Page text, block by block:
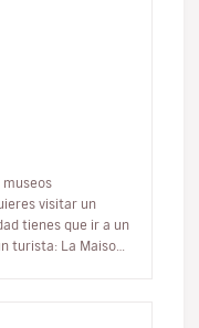
museos
visitar un
tienes que ir a un
turista: La Maison